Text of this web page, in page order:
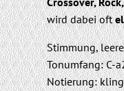
wird dabei oft
Stimmung,
Tonumfang: C-
Notierung: